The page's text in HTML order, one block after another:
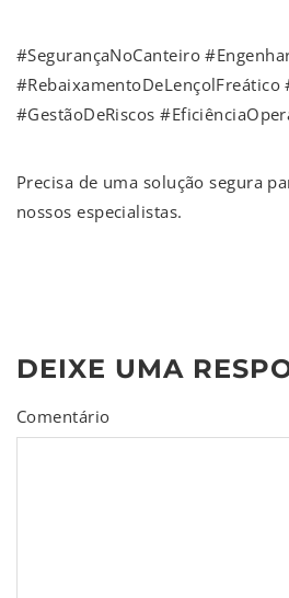
#SegurançaNoCanteiro
#RebaixamentoDeLençolFreático
#GestãoDeRiscos
Precisa de uma solução segura
nossos especialistas.
DEIXE UMA
Comentário